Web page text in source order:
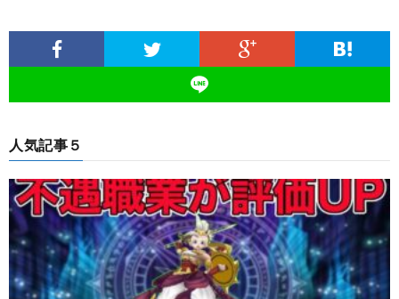
人気記事５